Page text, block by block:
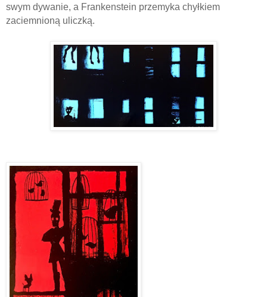
swym dywanie, a Frankenstein przemyka chyłkiem
zaciemnioną uliczką.